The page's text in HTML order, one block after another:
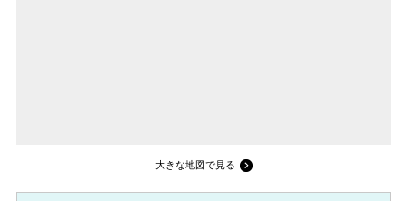
大きな地図で見る